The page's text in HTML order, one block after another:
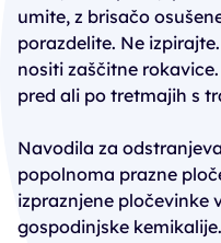
umite, z brisačo
porazdelite. Ne
nositi zaščitne
pred ali po tretmajih s
Navodila za
popolnoma prazne
izpraznjene pločevinke
gospodinjske